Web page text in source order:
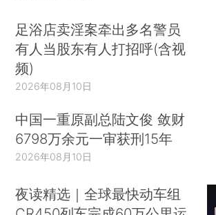
足浴店卖淫案牵出多名警员
有人当股东有人打招呼(含视
频)
2026年08月10日
中国一重原副总陆文俊 敛财
6798万余元一审获刑15年
2026年08月10日
夜读精选｜全球最快动车组